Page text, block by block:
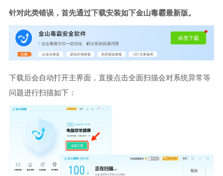
针对此类错误，首先通过下载安装如下金山毒霸最新版。
下载后会自动打开主界面，直接点击全面扫描会对系统异常等
问题进行扫描如下：